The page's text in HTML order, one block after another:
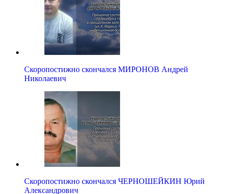
Скоропостижно скончался МИРОНОВ Андрей
Николаевич
Скоропостижно скончался ЧЕРНОШЕЙКИН Юрий
Александрович